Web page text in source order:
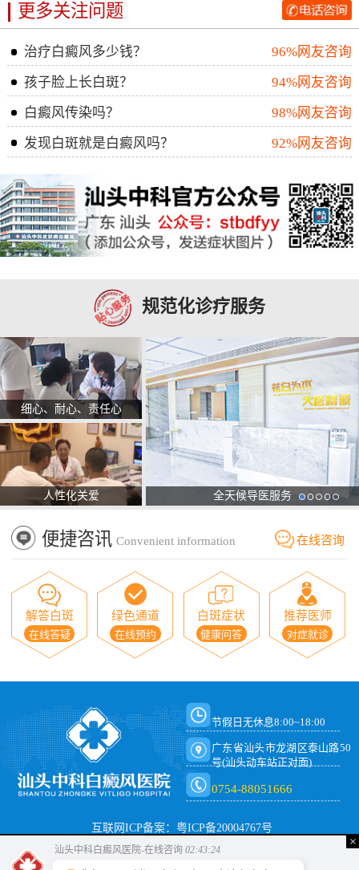
更多关注问题
治疗白癜风多少钱？
96%网友咨询
孩子脸上长白斑？
94%网友咨询
白癜风传染吗？
98%网友咨询
发现白斑就是白癜风吗？
92%网友咨询
规范化诊疗服务
细心、耐心、责任心
人性化关爱 全天候导医服务
便捷咨讯 Convenient information 在线咨询
解答白斑
在线答疑
绿色通道
在线预约
白斑症状
健康问答
推荐医师
对症就诊
节假日无休息8:00~18:00
广东省汕头市龙湖区泰山路50
号(汕头动车站正对面)
0754-88051666
互联网ICP备案：粤ICP备20004767号
×
汕头中科白癜风医院-在线咨询 02:43:24